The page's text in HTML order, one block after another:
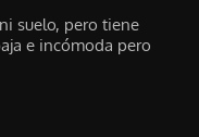
suelo, pero tiene
e incómoda pero